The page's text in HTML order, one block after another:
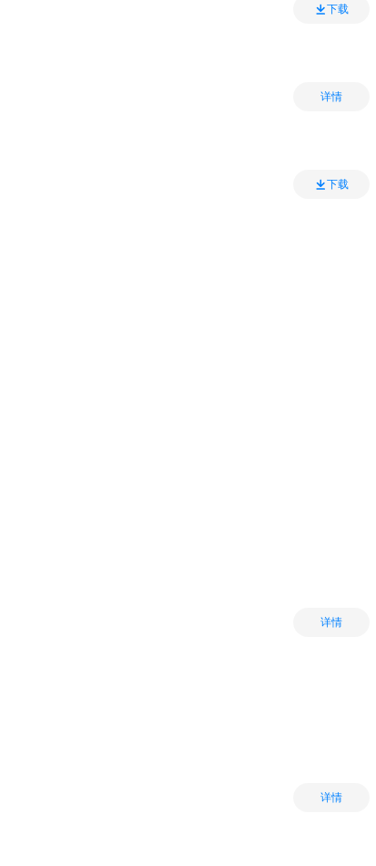
下载
详情
下载
详情
详情